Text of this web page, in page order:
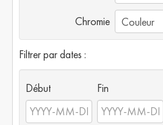
Chromie
Filtrer par dates :
Début Fin